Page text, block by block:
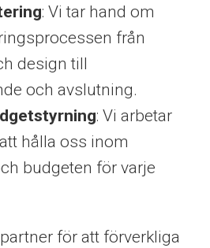
: Vi tar hand om
från
design till
och avslutning.
: Vi arbetar
hålla oss inom
budgeten för varje
för att förverkliga